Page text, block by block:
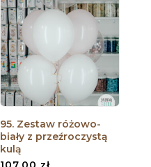
95. Zestaw różowo-
biały z przeźroczystą
kulą